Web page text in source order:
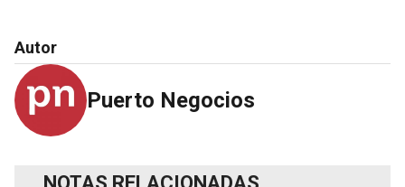
Autor
Puerto Negocios